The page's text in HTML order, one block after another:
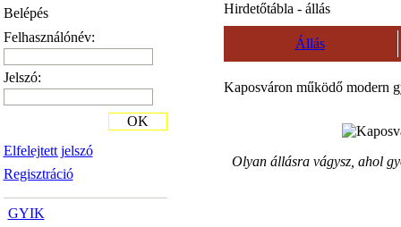
Belépés
Felhasználónév:
Jelszó:
Elfelejtett jelszó
Regisztráció
OK
GYIK
Hirdetőtábla - állás
Állás
Kaposváron működő modern
Olyan állásra vágysz, ahol